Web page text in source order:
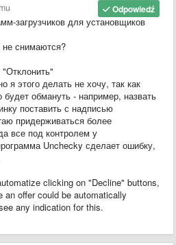
Odpowiedź
загрузчиков для установщиков
не снимаются?
я этого делать не хочу, так как
обмануть - например, назвать
поставить с надписью
придерживаться более
все под контролем у
Unchecky сделает ошибку,
clicking on "Decline" buttons,
offer could be automatically
any indication for this.